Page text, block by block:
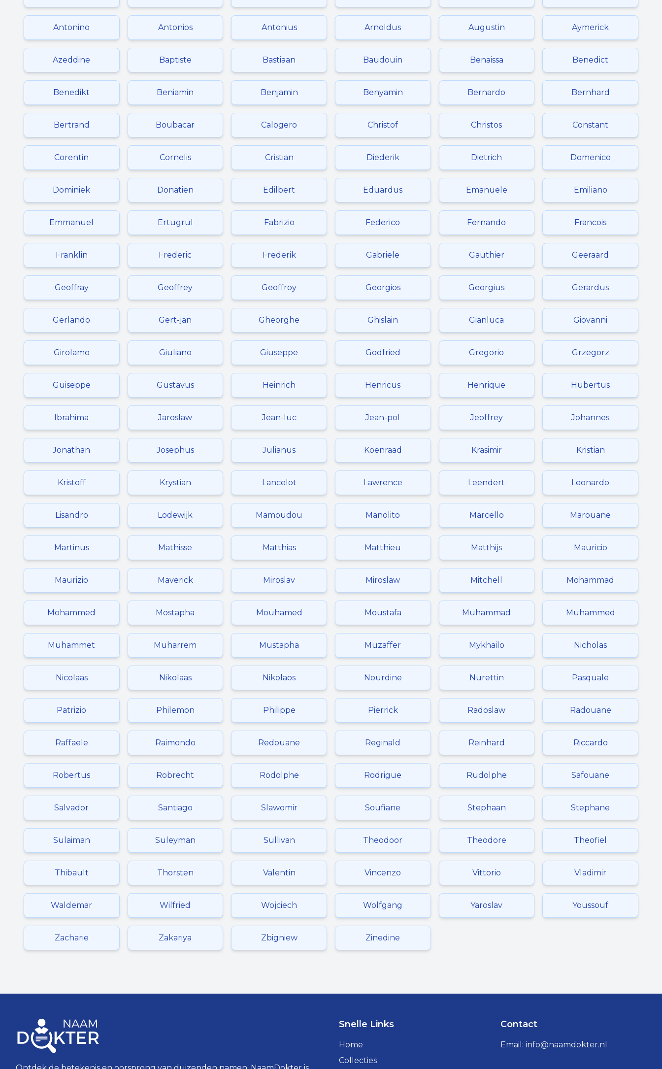
Antonino Antonios Antonius Arnoldus Augustin Aymerick
Azeddine Baptiste Bastiaan Baudouin Benaissa Benedict
Benedikt Beniamin Benjamin Benyamin Bernardo Bernhard
Bertrand Boubacar Calogero Christof Christos Constant
Corentin Cornelis Cristian Diederik Dietrich Domenico
Dominiek Donatien Edilbert Eduardus Emanuele Emiliano
Emmanuel Ertugrul Fabrizio Federico Fernando Francois
Franklin Frederic Frederik Gabriele Gauthier Geeraard
Geoffray Geoffrey Geoffroy Georgios Georgius Gerardus
Gerlando Gert-jan Gheorghe Ghislain Gianluca Giovanni
Girolamo Giuliano Giuseppe Godfried Gregorio Grzegorz
Guiseppe Gustavus Heinrich Henricus Henrique Hubertus
Ibrahima Jaroslaw Jean-luc Jean-pol Jeoffrey Johannes
Jonathan Josephus Julianus Koenraad Krasimir Kristian
Kristoff Krystian Lancelot Lawrence Leendert Leonardo
Lisandro Lodewijk Mamoudou Manolito Marcello Marouane
Martinus Mathisse Matthias Matthieu Matthijs Mauricio
Maurizio Maverick Miroslav Miroslaw Mitchell Mohammad
Mohammed Mostapha Mouhamed Moustafa Muhammad Muhammed
Muhammet Muharrem Mustapha Muzaffer Mykhailo Nicholas
Nicolaas Nikolaas Nikolaos Nourdine Nurettin Pasquale
Patrizio Philemon Philippe Pierrick Radoslaw Radouane
Raffaele Raimondo Redouane Reginald Reinhard Riccardo
Robertus Robrecht Rodolphe Rodrigue Rudolphe Safouane
Salvador Santiago Slawomir Soufiane Stephaan Stephane
Sulaiman Suleyman Sullivan Theodoor Theodore Theofiel
Thibault Thorsten Valentin Vincenzo Vittorio Vladimir
Waldemar Wilfried Wojciech Wolfgang Yaroslav Youssouf
Zacharie Zakariya Zbigniew Zinedine
Snelle Links
Home
Collecties
Contact
Email: info@naamdokter.nl